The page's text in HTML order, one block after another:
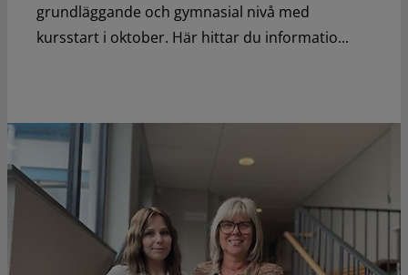
grundläggande och gymnasial nivå med
kursstart i oktober. Här hittar du informatio...